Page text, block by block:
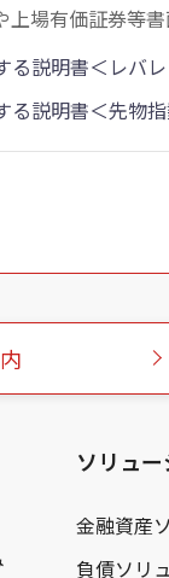
場有価証券等
る説明書＜レバ
る説明書＜先物
ソリュ
金融資産
負債ソリ